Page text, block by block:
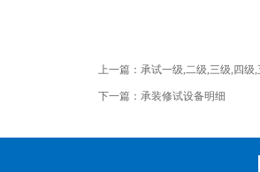
上一篇： 承试一级,二级,三级,四级
下一篇： 承装修试设备明细